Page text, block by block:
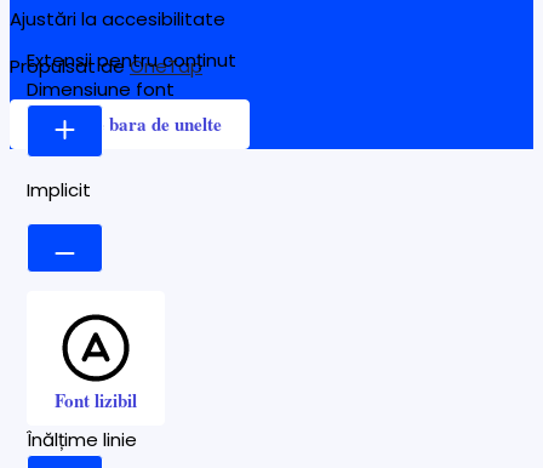
Ajustări la accesibilitate
Propulsat deOneTap
Ascunde bara de unelte
Extensii pentru conținut
Dimensiune font
Implicit
Font lizibil
Înălțime linie